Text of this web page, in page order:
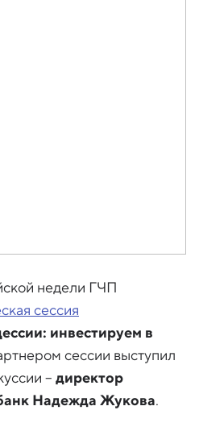
недели ГЧП
сессия
инвестируем в
сессии выступил
– директор
Надежда Жукова.